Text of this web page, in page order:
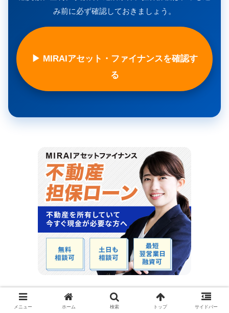
み前に必ず確認しておきましょう。
▶ MIRAIアセット・ファイナンスを確認す
る
メニュー ホーム 検索 トップ サイドバー